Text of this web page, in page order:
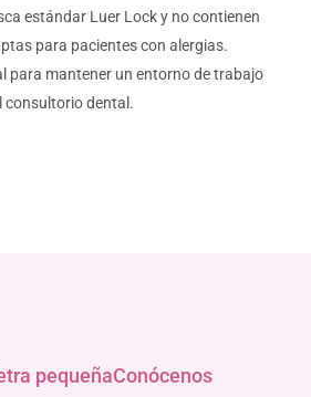
estándar Luer Lock y no contienen
para pacientes con alergias.
para mantener un entorno de trabajo
consultorio dental.
pequeñaConócenos